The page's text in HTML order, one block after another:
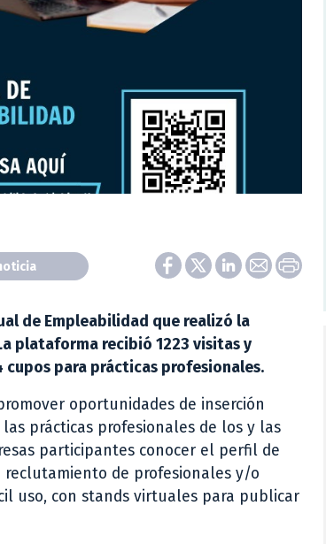
de Empleabilidad que realizó la
plataforma recibió 1223 visitas y
para prácticas profesionales.
oportunidades de inserción
prácticas profesionales de los y las
participantes conocer el perfil de
de profesionales y/o
uso, con stands virtuales para publicar